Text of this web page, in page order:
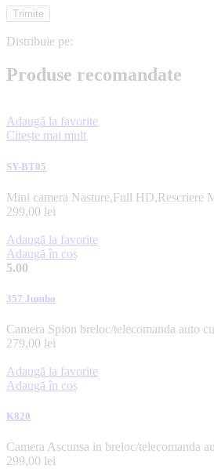
Distribuie pe:
Produse recomandate
Adaugă la favorite
Citește mai mult
SY-BT05
Mini camera Nasture,Full HD,Rescriere
299,00 lei
Adaugă la favorite
Adaugă în coș
5.00
357 Jumbo
Camera Spion breloc/telecomanda auto
279,00 lei
Adaugă la favorite
Adaugă în coș
K820
Camera Ascunsa in breloc/telecomanda
299,00 lei